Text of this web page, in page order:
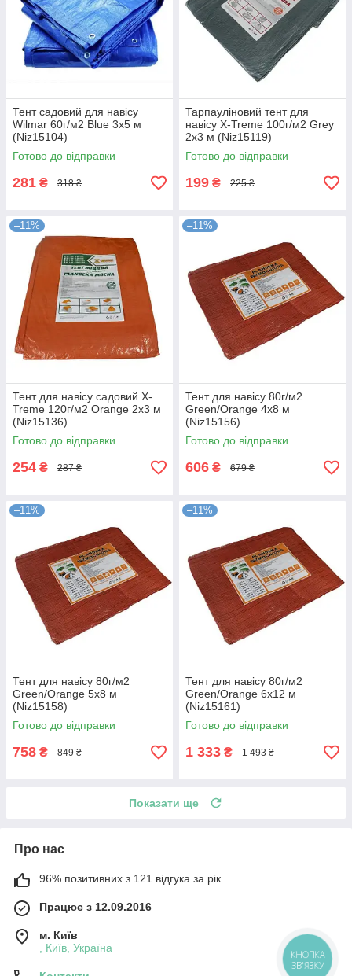
Тент садовий для навісу
Wilmar 60г/м2 Blue 3х5 м
(Niz15104)
Готово до відправки
281 ₴ 318 ₴
Тарпауліновий тент для
навісу X-Treme 100г/м2 Grey
2х3 м (Niz15119)
Готово до відправки
199 ₴ 225 ₴
–11%
Тент для навісу садовий X-
Treme 120г/м2 Orange 2х3 м
(Niz15136)
Готово до відправки
254 ₴ 287 ₴
–11%
Тент для навісу 80г/м2
Green/Orange 4х8 м
(Niz15156)
Готово до відправки
606 ₴ 679 ₴
–11%
Тент для навісу 80г/м2
Green/Orange 5х8 м
(Niz15158)
Готово до відправки
758 ₴ 849 ₴
–11%
Тент для навісу 80г/м2
Green/Orange 6х12 м
(Niz15161)
Готово до відправки
1 333 ₴ 1 493 ₴
Показати ще
Про нас
96% позитивних з 121 відгука за рік
Працює з 12.09.2016
м. Київ
, Київ, Україна
КНОПКА
ЗВ'ЯЗКУ